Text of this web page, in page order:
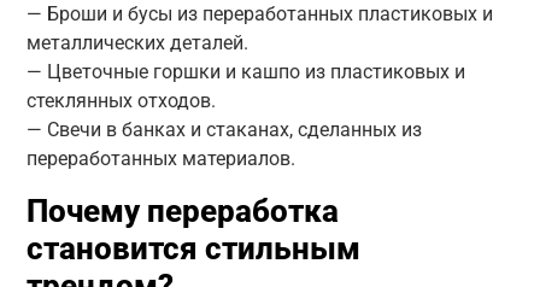
— Броши и бусы из переработанных пластиковых и
металлических деталей.
— Цветочные горшки и кашпо из пластиковых и
стеклянных отходов.
— Свечи в банках и стаканах, сделанных из
переработанных материалов.
Почему переработка
становится стильным